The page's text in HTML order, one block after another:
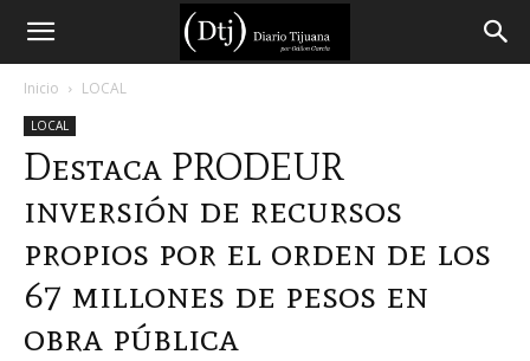
Diario
Tijuana
Inicio LOCAL
LOCAL
Destaca PRODEUR
inversión de recursos
propios por el orden de los
67 millones de pesos en
obra pública